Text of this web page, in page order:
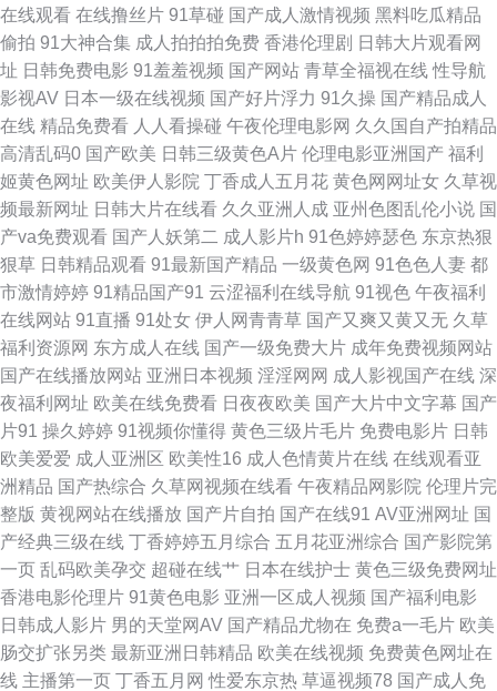
热久久AV 韩国三级成人网 另类丝袜美腿 欧美专区另类 亚洲肉肉网 97精频
超碰在线青草97 国内自拍视频95 另类69Av 人妖66AV 无码流出苍井空 91黑
人探花 www色哟哟 国产精品免费网站 欧美色图中文 五月四房色播婷婷 91
蜜桃动漫78 变态少妇网站 國產館中文字幕 老湿影院福利区 人妻人人骑 五月
丁香婷婷超碰 91色女啪啪 肏逼网址 国民内射视频 另类图日韩 超碰在桃 欧
美日韩a 天天干在线激情 最新的黄色网址 国产精品自拍九区 日韩操操操 91
黄色香蕉 豆花tv在线a 狼友电影院 人人插日日插 婷婷色色性爱五月 91黑人
在线 AV诱惑网址 东京热av片 黄色图片综合网 男人影院网 瑟瑟五月天 91福
利网址 www色色综 国产三级片在线看 欧美岛国123 熟女91网 在线97视频
97超碰人人操 导航美女福利 男人天堂网站 最新资源AV 超碰天天插 国内51
视频 老司机青娱乐 日本色情天堂 亚洲成人在线h 99操97 大香蕉伊人AV网
精品人vv 欧美日韩在线射精 亚洲成人一区 97超碰激情 国产传媒日韩一区 欧
在线观看 在线撸丝片 91草碰 国产成人激情视频 黑料吃瓜精品
偷拍 91大神合集 成人拍拍拍免费 香港伦理剧 日韩大片观看网
址 日韩免费电影 91羞羞视频 国产网站 青草全福视在线 性导航
影视AV 日本一级在线视频 国产好片浮力 91久操 国产精品成人
在线 精品免费看 人人看操碰 午夜伦理电影网 久久国自产拍精品
高清乱码0 国产欧美 日韩三级黄色A片 伦理电影亚洲国产 福利
姬黄色网址 欧美伊人影院 丁香成人五月花 黄色网网址女 久草视
频最新网址 日韩大片在线看 久久亚洲人成 亚州色图乱伦小说 国
产va免费观看 国产人妖第二 成人影片h 91色婷婷瑟色 东京热狠
狠草 日韩精品观看 91最新国产精品 一级黄色网 91色色人妻 都
市激情婷婷 91精品国产91 云涩福利在线导航 91视色 午夜福利
在线网站 91直播 91处女 伊人网青青草 国产又爽又黄又无 久草
福利资源网 东方成人在线 国产一级免费大片 成年免费视频网站
国产在线播放网站 亚洲日本视频 淫淫网网 成人影视国产在线 深
夜福利网址 欧美在线免费看 日夜夜欧美 国产大片中文字幕 国产
片91 操久婷婷 91视频你懂得 黄色三级片毛片 免费电影片 日韩
欧美爱爱 成人亚洲区 欧美性16 成人色情黄片在线 在线观看亚
洲精品 国产热综合 久草网视频在线看 午夜精品网影院 伦理片完
整版 黄视网站在线播放 国产片自拍 国产在线91 AV亚洲网址 国
产经典三级在线 丁香婷婷五月综合 五月花亚洲综合 国产影院第
一页 乱码欧美孕交 超碰在线艹 日本在线护士 黄色三级免费网址
香港电影伦理片 91黄色电影 亚洲一区成人视频 国产福利电影
日韩成人影片 男的天堂网AV 国产精品尤物在 免费a一毛片 欧美
肠交扩张另类 最新亚洲日韩精品 欧美在线视频 免费黄色网址在
线 主播第一页 丁香五月网 性爱东京热 草逼视频78 国产成人免